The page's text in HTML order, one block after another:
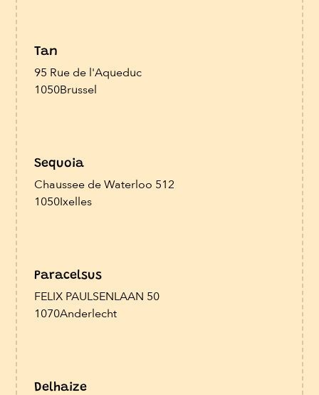
Tan
95 Rue de l'Aqueduc
1050Brussel
Sequoia
Chaussee de Waterloo 512
1050Ixelles
Paracelsus
FELIX PAULSENLAAN 50
1070Anderlecht
Delhaize